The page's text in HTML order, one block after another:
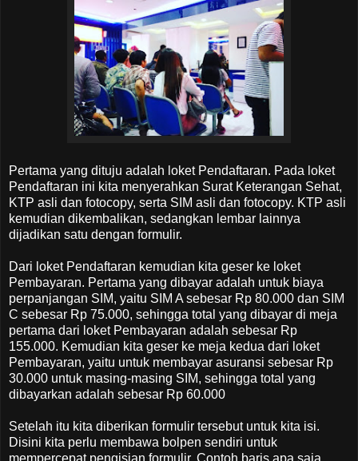
Pertama yang dituju adalah loket Pendaftaran. Pada loket
Pendaftaran ini kita menyerahkan Surat Keterangan Sehat,
KTP asli dan fotocopy, serta SIM asli dan fotocopy. KTP asli
kemudian dikembalikan, sedangkan lembar lainnya
dijadikan satu dengan formulir.
Dari loket Pendaftaran kemudian kita geser ke loket
Pembayaran. Pertama yang dibayar adalah untuk biaya
perpanjangan SIM, yaitu SIM A sebesar Rp 80.000 dan SIM
C sebesar Rp 75.000, sehingga total yang dibayar di meja
pertama dari loket Pembayaran adalah sebesar Rp
155.000. Kemudian kita geser ke meja kedua dari loket
Pembayaran, yaitu untuk membayar asuransi sebesar Rp
30.000 untuk masing-masing SIM, sehingga total yang
dibayarkan adalah sebesar Rp 60.000
Setelah itu kita diberikan formulir tersebut untuk kita isi.
Disini kita perlu membawa bolpen sendiri untuk